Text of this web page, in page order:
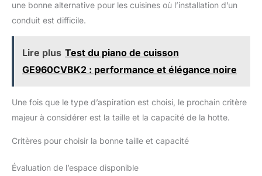
une bonne alternative pour les cuisines où l’installation d’un
conduit est difficile.
Lire plus Test du piano de cuisson
GE960CVBK2 : performance et élégance noire
Une fois que le type d’aspiration est choisi, le prochain critère
majeur à considérer est la taille et la capacité de la hotte.
Critères pour choisir la bonne taille et capacité
Évaluation de l’espace disponible